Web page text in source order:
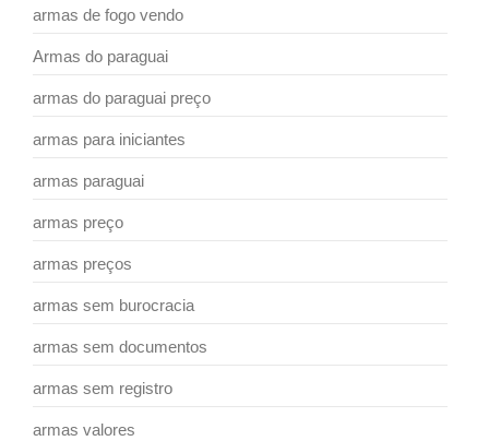
armas de fogo vendo
Armas do paraguai
armas do paraguai preço
armas para iniciantes
armas paraguai
armas preço
armas preços
armas sem burocracia
armas sem documentos
armas sem registro
armas valores